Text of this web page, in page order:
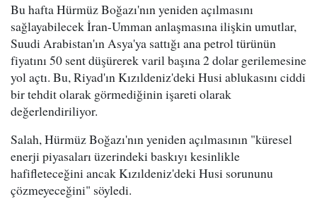
Bu hafta Hürmüz Boğazı'nın yeniden açılmasını
sağlayabilecek İran-Umman anlaşmasına ilişkin umutlar,
Suudi Arabistan'ın Asya'ya sattığı ana petrol türünün
fiyatını 50 sent düşürerek varil başına 2 dolar gerilemesine
yol açtı. Bu, Riyad'ın Kızıldeniz'deki Husi ablukasını ciddi
bir tehdit olarak görmediğinin işareti olarak
değerlendiriliyor.
Salah, Hürmüz Boğazı'nın yeniden açılmasının "küresel
enerji piyasaları üzerindeki baskıyı kesinlikle
hafifleteceğini ancak Kızıldeniz'deki Husi sorununu
çözmeyeceğini" söyledi.